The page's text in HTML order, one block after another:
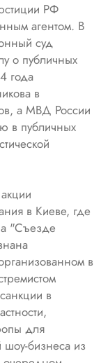
РФ
агентом. В
суд
о публичных
года
в
а МВД России
в публичных
в Киеве, где
"Съезде
в
в
для
шоу-бизнеса из